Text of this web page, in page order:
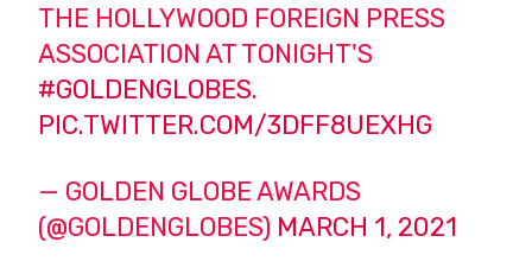
THE HOLLYWOOD FOREIGN PRESS
ASSOCIATION AT TONIGHT'S
#GOLDENGLOBES.
PIC.TWITTER.COM/3DFF8UEXHG
— GOLDEN GLOBE AWARDS
(@GOLDENGLOBES) MARCH 1, 2021